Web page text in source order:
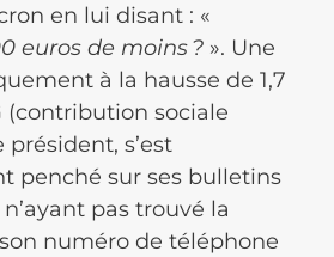
en lui disant : «
euros de moins ? ». Une
à la hausse de 1,7
(contribution sociale
président, s’est
penché sur ses bulletins
pas trouvé la
numéro de téléphone